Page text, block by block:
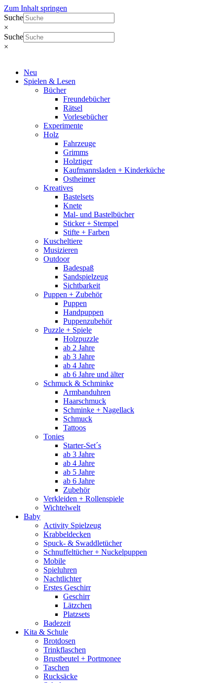
Zum Inhalt springen
Suche
×
Suche
×
Neu
Spielen & Lesen
Bücher
Freundebücher
Rätsel
Vorlesebücher
Experimente
Holz
Fahrzeuge
Grimms
Holztiger
Kaufmannsladen + Kinderküche
Ostheimer
Kreatives
Bastelsets
Knete
Mal- und Bastelbücher
Sticker + Stempel
Stifte + Farben
Kuscheltiere
Musizieren
Outdoor
Badespaß
Sandspielzeug
Sichtbarkeit
Puppen + Zubehör
Puppen
Handpuppen
Puppenzubehör
Puzzle + Spiele
Holzpuzzle
ab 2 Jahre
ab 3 Jahre
ab 4 Jahre
ab 6 Jahre und älter
Schmuck & Schminke
Armbanduhren
Haarschmuck
Schminke + Nagellack
Schmuck
Tattoos
Tonies
Starter-Set´s
ab 3 Jahre
ab 4 Jahre
ab 5 Jahre
ab 6 Jahre
Zubehör
Verkleiden + Rollenspiele
Wichtelwelt
Baby
Activity Spielzeug
Krabbeldecken
Spuck- & Swaddletücher
Schnuffeltücher + Nuckelpuppen
Mobile
Spieluhren
Nachtlichter
Erstes Geschirr
Geschirr
Lätzchen
Platzsets
Badezeit
Kita & Schule
Brotdosen
Trinkflaschen
Brustbeutel + Portmonee
Taschen
Rucksäcke